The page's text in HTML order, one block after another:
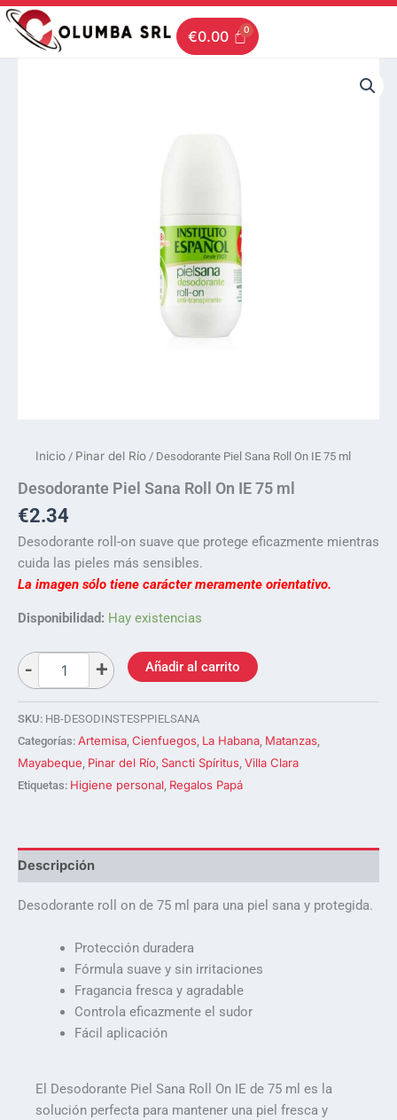
Ir
contenido
€0.00
Inicio / Pinar del Río / Desodorante Piel Sana Roll On IE 75 ml
Desodorante Piel Sana Roll On IE 75 ml
€2.34
Desodorante roll-on suave que protege eficazmente mientras
cuida las pieles más sensibles.
La imagen sólo tiene carácter meramente orientativo.
Disponibilidad: Hay existencias
Añadir al carrito
SKU: HB-DESODINSTESPPIELSANA
Categorías: Artemisa Cienfuegos La Habana Matanzas
Mayabeque Pinar del Río Sancti Spíritus Villa Clara
Etiquetas: Higiene personal Regalos Papá
Descripción
Desodorante roll on de 75 ml para una piel sana y protegida.
Protección duradera
Fórmula suave y sin irritaciones
Fragancia fresca y agradable
Controla eficazmente el sudor
Fácil aplicación
El Desodorante Piel Sana Roll On IE de 75 ml es la
solución perfecta para mantener una piel fresca y